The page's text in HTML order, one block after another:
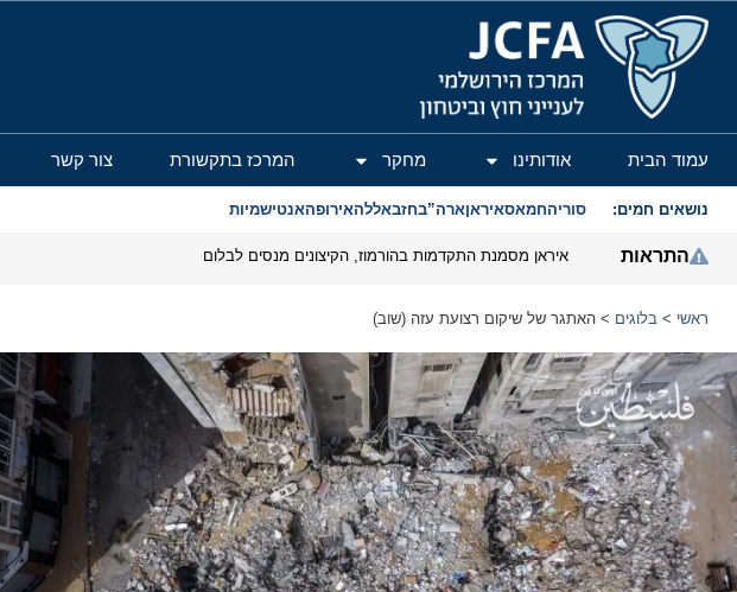
המרכז הירושלמי לענייני חוץ וביטחון
עמוד הבית אודותינו מחקר המרכז בתקשורת צור קשר
נושאים חמים: סוריהחמאסאיראןארה”בחזבאללהאירופהאנטישמיות
התראות איראן מסמנת התקדמות בהורמוז, הקיצונים מנסים לבלום
ראשי > בלוגים > האתגר של שיקום רצועת עזה (שוב)